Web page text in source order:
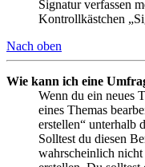
Signatur verfassen
Kontrollkästchen
Nach oben
Wie kann ich eine
Wenn du ein neues
eines Themas
erstellen“ unterhalb
Solltest du diesen
wahrscheinlich